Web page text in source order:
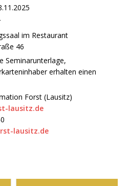
im Restaurant
46
Seminarunterlage,
erhalten einen
Forst (Lausitz)
lausitz.de
lausitz.de